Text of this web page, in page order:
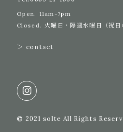
Open. 11am-7pm
Closed. 火曜日・隔週水曜日（祝日
＞ contact
© 2021 solte All Rights